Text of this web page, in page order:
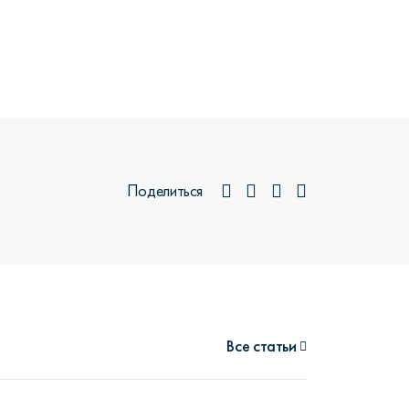
Поделиться
Все статьи